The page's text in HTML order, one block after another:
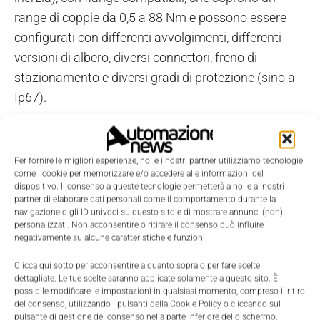
Per fornire le migliori esperienze, noi e i nostri partner utilizziamo tecnologie
come i cookie per memorizzare e/o accedere alle informazioni del
dispositivo. Il consenso a queste tecnologie permetterà a noi e ai nostri
partner di elaborare dati personali come il comportamento durante la
navigazione o gli ID univoci su questo sito e di mostrare annunci (non)
personalizzati. Non acconsentire o ritirare il consenso può influire
negativamente su alcune caratteristiche e funzioni.
Clicca qui sotto per acconsentire a quanto sopra o per fare scelte
dettagliate. Le tue scelte saranno applicate solamente a questo sito. È
possibile modificare le impostazioni in qualsiasi momento, compreso il ritiro
del consenso, utilizzando i pulsanti della Cookie Policy o cliccando sul
pulsante di gestione del consenso nella parte inferiore dello schermo.
range di coppie da 0,5 a 88 Nm e possono essere
configurati con differenti avvolgimenti, differenti
versioni di albero, diversi connettori, freno di
stazionamento e diversi gradi di protezione (sino a
Ip67).